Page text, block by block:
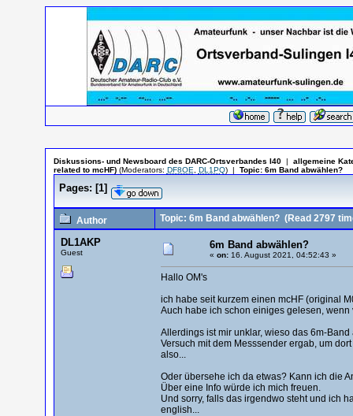
Diskussions- und Newsboard des DARC-Ortsverbandes I40 |
allgemeine
related to mcHF)(Moderators: DF8OE DL1PQ) | Topic: 6m Band abwählen?
Pages: [1]
Author Topic: 6m Band abwählen?(Read 2797
DL1AKP
Guest
6m Band abwählen?
« on:16. August 2021, 04:52:43 »
Hallo OM's
ich habe seit kurzem einen mcHF (original
Auch habe ich schon einiges gelesen,
Allerdings ist mir unklar, wieso das 6m-
Versuch mit dem Messsender ergab, um
also...
Oder übersehe ich da etwas? Kann ich die
Über eine Info würde ich mich freuen.
Und sorry, falls das irgendwo steht und ich
english...